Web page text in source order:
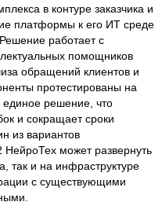
в контуре заказчика и
платформы к его ИТ среде
работает с
помощников
обращений клиентов и
протестированы на
единое решение, что
и сокращает сроки
из вариантов
НейроТех может развернуть
так и на инфраструктуре
с существующими